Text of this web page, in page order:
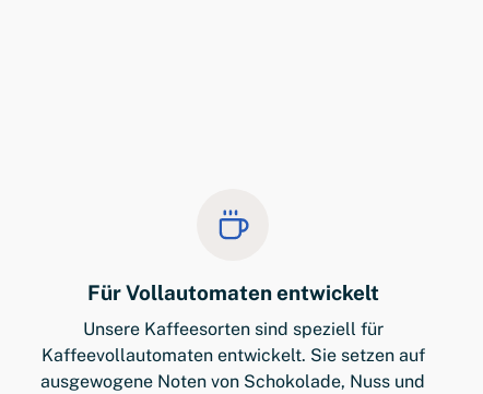
Für Vollautomaten entwickelt
Unsere Kaffeesorten sind speziell für
Kaffeevollautomaten entwickelt. Sie setzen auf
ausgewogene Noten von Schokolade, Nuss und